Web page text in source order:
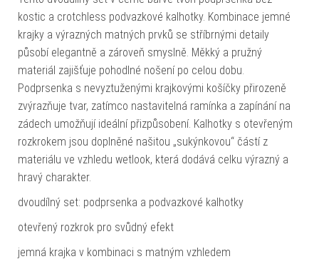
kostic a crotchless podvazkové kalhotky. Kombinace jemné
krajky a výrazných matných prvků se stříbrnými detaily
působí elegantně a zároveň smyslně. Měkký a pružný
materiál zajišťuje pohodlné nošení po celou dobu.
Podprsenka s nevyztuženými krajkovými košíčky přirozeně
zvýrazňuje tvar, zatímco nastavitelná ramínka a zapínání na
zádech umožňují ideální přizpůsobení. Kalhotky s otevřeným
rozkrokem jsou doplněné našitou „sukýnkovou“ částí z
materiálu ve vzhledu wetlook, která dodává celku výrazný a
hravý charakter.
dvoudílný set: podprsenka a podvazkové kalhotky
otevřený rozkrok pro svůdný efekt
jemná krajka v kombinaci s matným vzhledem